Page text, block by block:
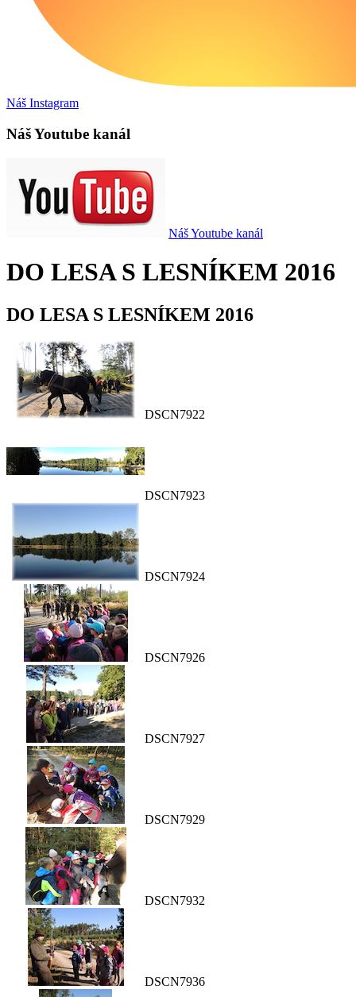
Náš Instagram
Náš Youtube kanál
Náš Youtube kanál
DO LESA S LESNÍKEM 2016
DO LESA S LESNÍKEM 2016
DSCN7922
DSCN7923
DSCN7924
DSCN7926
DSCN7927
DSCN7929
DSCN7932
DSCN7936